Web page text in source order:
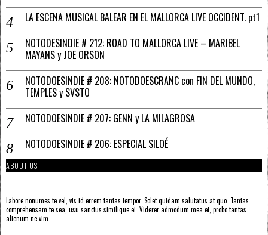
LA ESCENA MUSICAL BALEAR EN EL MALLORCA LIVE OCCIDENT. pt1
NOTODESINDIE # 212: ROAD TO MALLORCA LIVE – MARIBEL
MAYANS y JOE ORSON
NOTODOESINDIE # 208: NOTODOESCRANC con FIN DEL MUNDO,
TEMPLES y SVSTO
NOTODOESINDIE # 207: GENN y LA MILAGROSA
NOTODOESINDIE # 206: ESPECIAL SILOÉ
ABOUT US
Labore nonumes te vel, vis id errem tantas tempor. Solet quidam salutatus at quo. Tantas
comprehensam te sea, usu sanctus similique ei. Viderer admodum mea et, probo tantas
alienum ne vim.